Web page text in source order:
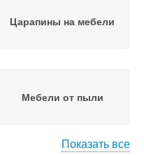
Царапины на мебели
Мебели от пыли
Показать все